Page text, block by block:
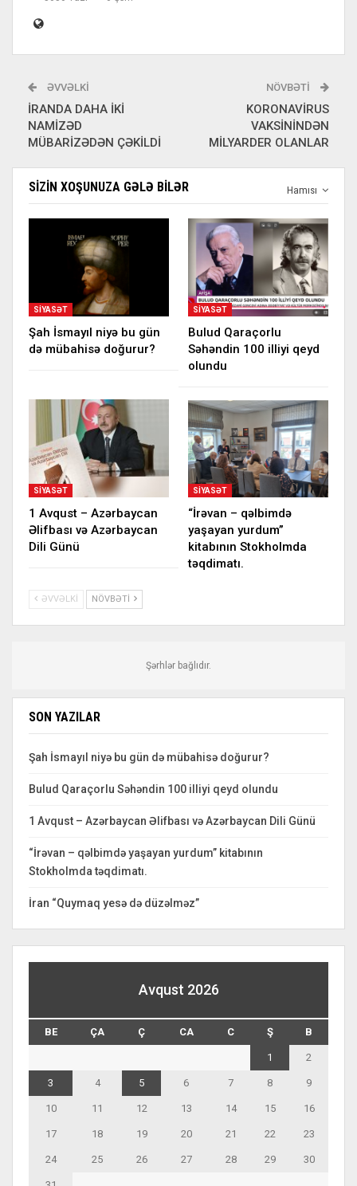
ƏVVƏLKI
İRANDA DAHA İKİ
NAMİZƏD
MÜBARİZƏDƏN ÇƏKİLDİ
NÖVBƏTI
KORONAVİRUS
VAKSİNİNDƏN
MİLYARDER OLANLAR
Hamısı
SIZIN XOŞUNUZA GƏLƏ BILƏR
SIYASƏT
Şah İsmayıl niyə bu gün
də mübahisə doğurur?
SIYASƏT
Bulud Qaraçorlu
Səhəndin 100 illiyi qeyd
olundu
SIYASƏT
1 Avqust – Azərbaycan
Əlifbası və Azərbaycan
Dili Günü
SIYASƏT
“İrəvan – qəlbimdə
yaşayan yurdum”
kitabının Stokholmda
təqdimatı.
ƏVVƏLKI NÖVBƏTI
Şərhlər bağlıdır.
SON YAZILAR
Şah İsmayıl niyə bu gün də mübahisə doğurur?
Bulud Qaraçorlu Səhəndin 100 illiyi qeyd olundu
1 Avqust – Azərbaycan Əlifbası və Azərbaycan Dili Günü
“İrəvan – qəlbimdə yaşayan yurdum” kitabının
Stokholmda təqdimatı.
İran “Quymaq yesə də düzəlməz”
Avqust 2026
BE ÇA Ç CA C Ş B
1 2
3 4 5 6 7 8 9
10 11 12 13 14 15 16
17 18 19 20 21 22 23
24 25 26 27 28 29 30